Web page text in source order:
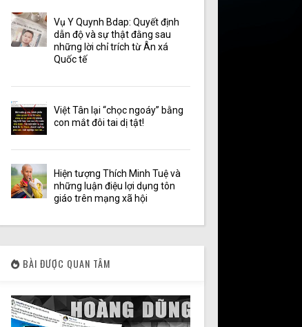
Vụ Y Quynh Bdap: Quyết định
dẫn độ và sự thật đằng sau
những lời chỉ trích từ Ân xá
Quốc tế
Việt Tân lại “chọc ngoáy” bằng
con mắt đôi tai dị tật!
Hiện tượng Thích Minh Tuệ và
những luận điệu lợi dụng tôn
giáo trên mạng xã hội
BÀI ĐƯỢC QUAN TÂM